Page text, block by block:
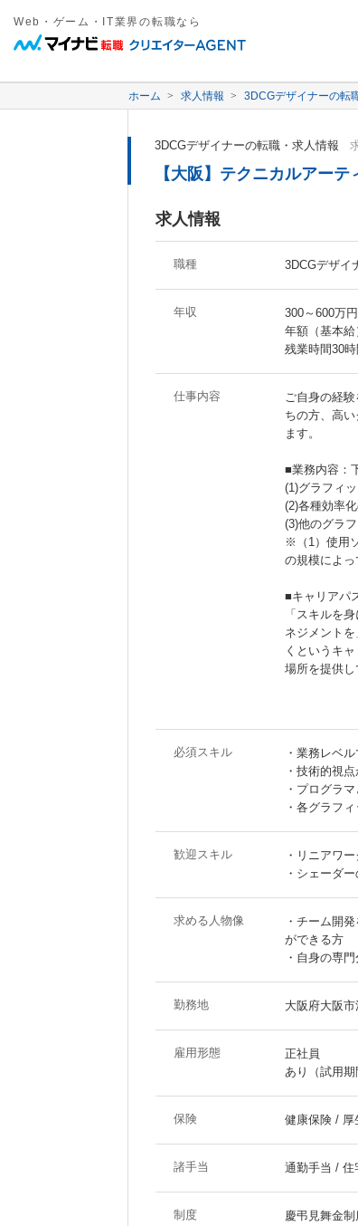
Web・ゲーム・IT業界の転職なら
ホーム 求人情報 3DCGデザイナーの転
3DCGデザイナーの転職・求人情報
【大阪】テクニカルアー
求人情報
職種 3DCGデザイ
年収
300～600万円
年額（基本
残業時間30
仕事内容
ご自身の経
ちの方、高
ます。
■業務内容：
(1)グラフィ
(2)各種効率
(3)他のグラ
※（1）使用
の規模によっ
■キャリアパ
「スキルを
ネジメント
くというキ
場所を提供し
必須スキル
・業務レベ
・技術的視
・プログラ
・各グラフ
歓迎スキル
・リニアワ
・シェーダ
求める人物像
・チーム開
ができる方
・自身の専
勤務地 大阪府大阪
雇用形態
正社員
あり（試用
保険 健康保険 / 厚
諸手当 通勤手当 / 住
制度
慶弔見舞金